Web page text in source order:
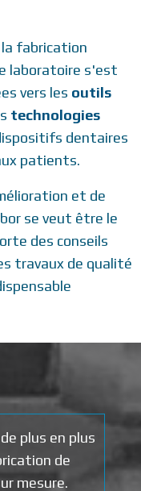
la fabrication
laboratoire s'est
vers les outils
technologies
dentaires
patients.
et de
se veut être le
des conseils
travaux de qualité
plus en plus
de
mesure.